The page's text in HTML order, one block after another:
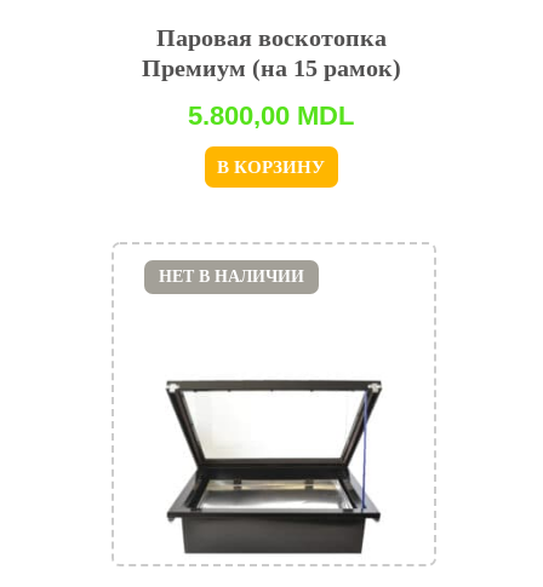
Паровая воскотопка
Премиум (на 15 рамок)
5.800,00 MDL
В КОРЗИНУ
НЕТ В НАЛИЧИИ